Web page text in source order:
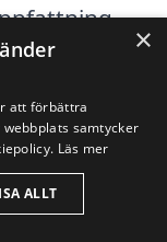
kan
utan
×
att förbättra
samtycker
Läs mer
ALLT